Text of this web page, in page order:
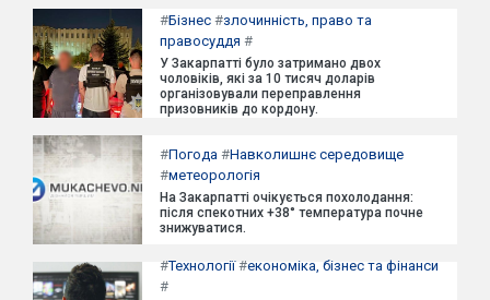
#Бізнес #злочинність, право та
правосуддя #
У Закарпатті було затримано двох
чоловіків, які за 10 тисяч доларів
організовували переправлення
призовників до кордону.
#Погода #Навколишнє середовище
#метеорологія
На Закарпатті очікується похолодання:
після спекотних +38° температура почне
знижуватися.
#Технології#економіка, бізнес та фінанси
#